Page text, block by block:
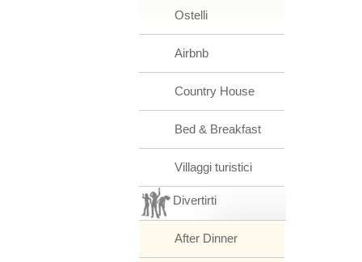
Ostelli
Airbnb
Country House
Bed & Breakfast
Villaggi turistici
Divertirti
After Dinner